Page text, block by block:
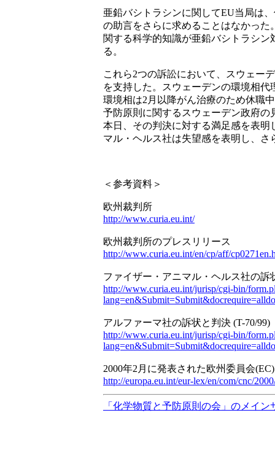
亜鉛バシトラシンに関してEU当局は
の助言をさらに求めることはなかっ
関する科学的知識が亜鉛バシトラシ
る。
これら2つの訴訟において、スウェー
を支持した。スウェーデンの環境相代
環境相は2 月以降がん治療のため休職
予防原則に関するスウェーデン政府
本日、その判決に対する満足感を表
マル・ヘルス社は失望感を表明し、
＜参考資料＞
欧州裁判所
http://www.curia.eu.int/
欧州裁判所のプレスリリース
http://www.curia.eu.int/en/cp/aff/
ファイザー・アニマル・ヘルス社の訴
http://www.curia.eu.int/jurisp/cgi-bin/
アルファーマ社の訴状と判決 (T-70/99)
http://www.curia.eu.int/jurisp/cgi-bin/
2000年2 月に発表された欧州委員会(EC)
http://europa.eu.int/eur-lex/en/com/cnc/
「化学物質と予防原則の会」のメイン